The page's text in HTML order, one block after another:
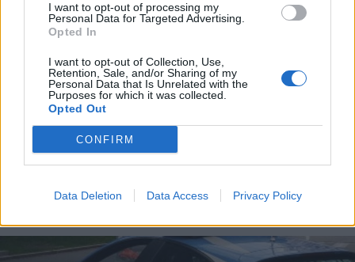
I want to opt-out of processing my
Personal Data for Targeted Advertising.
Opted In
I want to opt-out of Collection, Use,
Retention, Sale, and/or Sharing of my
Personal Data that Is Unrelated with the
Purposes for which it was collected.
Opted Out
CONFIRM
Data Deletion Data Access Privacy Policy
I monti tra Verbano e Valgrande
tornano a bruciare